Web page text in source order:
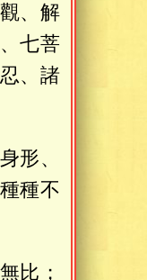
、解
七菩
、諸
形、
種不
比；